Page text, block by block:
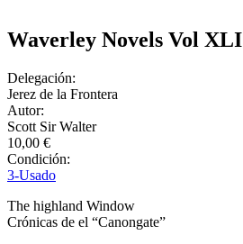
Waverley Novels Vol XLI
Delegación:
Jerez de la Frontera
Autor:
Scott Sir Walter
10,00 €
Condición:
3-Usado
The highland Window
Crónicas de el “Canongate”